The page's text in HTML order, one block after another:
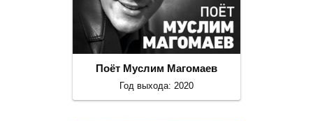
Поёт Муслим Магомаев
Год выхода: 2020